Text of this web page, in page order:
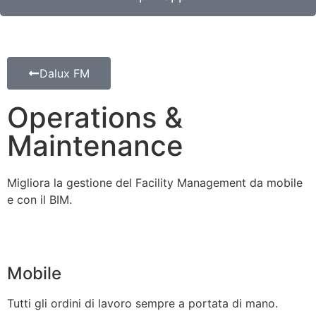
Dalux FM
Operations &
Maintenance
Migliora la gestione del Facility Management da mobile
e con il BIM.
Mobile
Tutti gli ordini di lavoro sempre a portata di mano.